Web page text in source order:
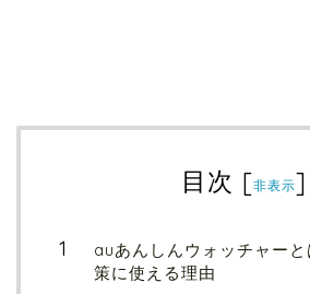
目次 [非表示]
auあんしんウォッチャー
策に使える理由